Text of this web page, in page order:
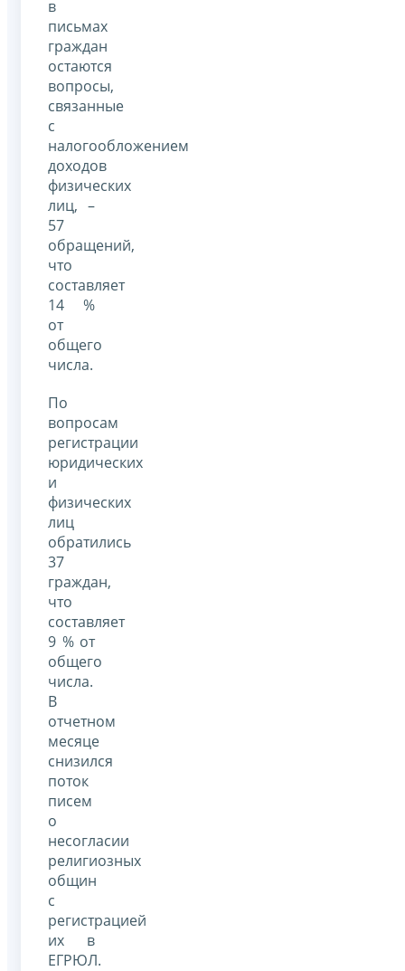
в
письмах
граждан
остаются
вопросы,
связанные
с
налогообложением
доходов
физических
лиц, –
57
обращений,
что
составляет
14 %
от
общего
числа.
По
вопросам
регистрации
юридических
и
физических
лиц
обратились
37
граждан,
что
составляет
9 % от
общего
числа.
В
отчетном
месяце
снизился
поток
писем
о
несогласии
религиозных
общин
с
регистрацией
их в
ЕГРЮЛ.